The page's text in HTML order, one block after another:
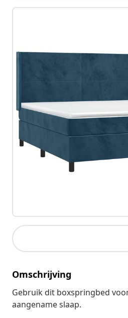
Omschrijving
Gebruik dit boxspringbed
aangename slaap.